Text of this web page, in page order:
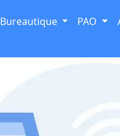
Bureautique PAO